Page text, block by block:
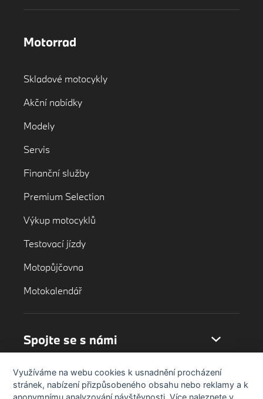
Motorrad
Skladové motocykly
Akční nabídky
Modely
Servis
Finanční služby
Premium Selection
Výkup motocyklů
Testovací jízdy
Motopůjčovna
Motokalendář
Spojte se s námi
Využíváme na webu cookies k usnadnění procházení
stránek, nabízení přizpůsobeného obsahu nebo reklamy a k
anonymnímu analyzování návštěvnosti. Více naleznete v